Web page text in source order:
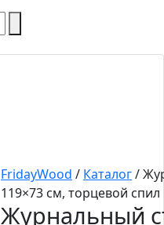
FridayWood / Каталог/
119×73 см, торцевой спил
Журнальный